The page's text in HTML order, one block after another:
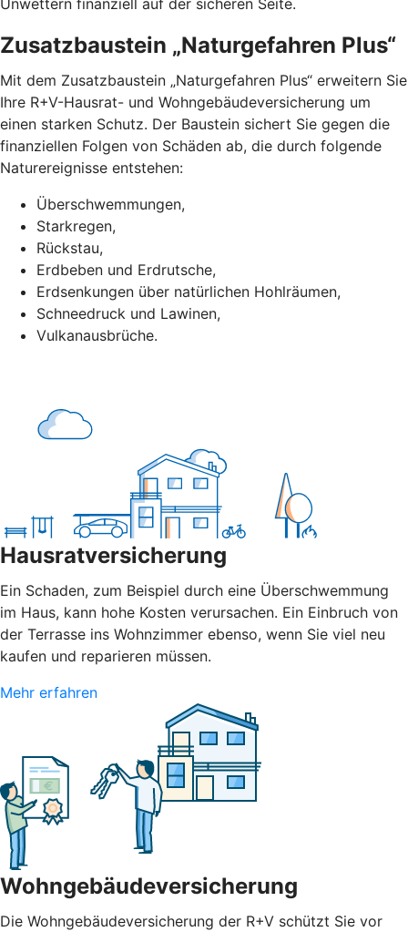
Zusatzbaustein „Naturgefahren Plus“
Mit dem Zusatzbaustein „Naturgefahren Plus“ erweitern Sie
Ihre R+V-Hausrat- und Wohngebäudeversicherung um
einen starken Schutz. Der Baustein sichert Sie gegen die
finanziellen Folgen von Schäden ab, die durch folgende
Naturereignisse entstehen:
Überschwemmungen,
Starkregen,
Rückstau,
Erdbeben und Erdrutsche,
Erdsenkungen über natürlichen Hohlräumen,
Schneedruck und Lawinen,
Vulkanausbrüche.
Hausratversicherung
Ein Schaden, zum Beispiel durch eine Überschwemmung
im Haus, kann hohe Kosten verursachen. Ein Einbruch von
der Terrasse ins Wohnzimmer ebenso, wenn Sie viel neu
kaufen und reparieren müssen.
Mehr erfahren
Wohngebäudeversicherung
Die Wohngebäudeversicherung der R+V schützt Sie vor